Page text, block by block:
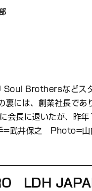
Soul Brothersなどス
裏には、創業社長で
会長に退いたが、昨
=武井保之 Photo=山
LDH